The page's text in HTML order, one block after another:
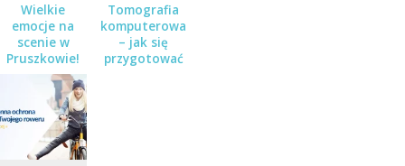
Wielkie
emocje na
scenie w
Pruszkowie!
Teatr,
kabaret i
stand-up – a
do wygrania
podwójne
zaproszenia!
Tomografia
komputerowa
– jak się
przygotować